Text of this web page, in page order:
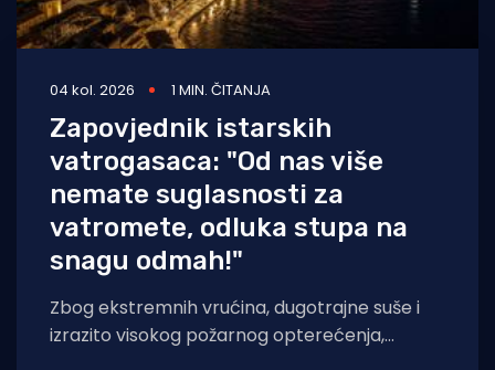
Tradicija i kultura
04 kol. 2026 1 MIN. ČITANJA
Zapovjednik istarskih
vatrogasaca: "Od nas više
nemate suglasnosti za
vatromete, odluka stupa na
snagu odmah!"
Zbog ekstremnih vrućina, dugotrajne suše i
izrazito visokog požarnog opterećenja,